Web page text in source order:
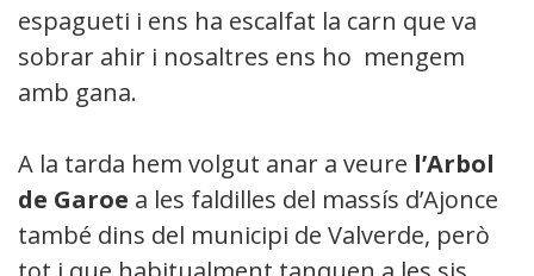
espagueti i ens ha escalfat la carn que va
sobrar ahir i nosaltres ens ho mengem
amb gana.
A la tarda hem volgut anar a veure l’Arbol
de Garoe a les faldilles del massís d’Ajonce
també dins del municipi de Valverde, però